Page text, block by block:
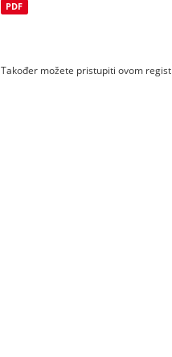
PDF
Također možete pristupiti ovom